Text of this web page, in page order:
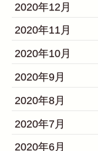
2020年12月
2020年11月
2020年10月
2020年9月
2020年8月
2020年7月
2020年6月